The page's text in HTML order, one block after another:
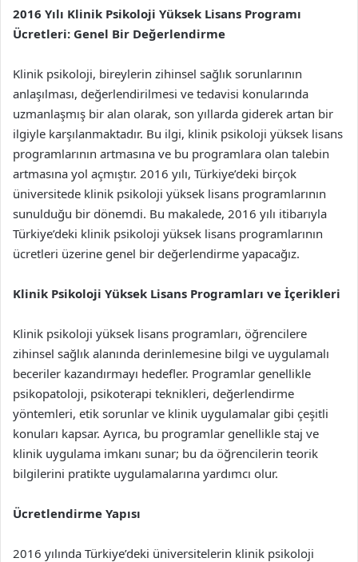
2016 Yılı Klinik Psikoloji Yüksek Lisans Programı
Ücretleri: Genel Bir Değerlendirme
Klinik psikoloji, bireylerin zihinsel sağlık sorunlarının
anlaşılması, değerlendirilmesi ve tedavisi konularında
uzmanlaşmış bir alan olarak, son yıllarda giderek artan bir
ilgiyle karşılanmaktadır. Bu ilgi, klinik psikoloji yüksek lisans
programlarının artmasına ve bu programlara olan talebin
artmasına yol açmıştır. 2016 yılı, Türkiye’deki birçok
üniversitede klinik psikoloji yüksek lisans programlarının
sunulduğu bir dönemdi. Bu makalede, 2016 yılı itibarıyla
Türkiye’deki klinik psikoloji yüksek lisans programlarının
ücretleri üzerine genel bir değerlendirme yapacağız.
Klinik Psikoloji Yüksek Lisans Programları ve İçerikleri
Klinik psikoloji yüksek lisans programları, öğrencilere
zihinsel sağlık alanında derinlemesine bilgi ve uygulamalı
beceriler kazandırmayı hedefler. Programlar genellikle
psikopatoloji, psikoterapi teknikleri, değerlendirme
yöntemleri, etik sorunlar ve klinik uygulamalar gibi çeşitli
konuları kapsar. Ayrıca, bu programlar genellikle staj ve
klinik uygulama imkanı sunar; bu da öğrencilerin teorik
bilgilerini pratikte uygulamalarına yardımcı olur.
Ücretlendirme Yapısı
2016 yılında Türkiye’deki üniversitelerin klinik psikoloji